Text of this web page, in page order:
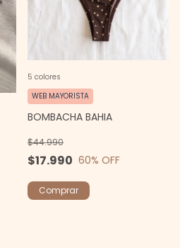
BOMBACHA BAHIA
$17.990
$44.990
60% OFF
WEB MAYORISTA
5 colores
Comprar